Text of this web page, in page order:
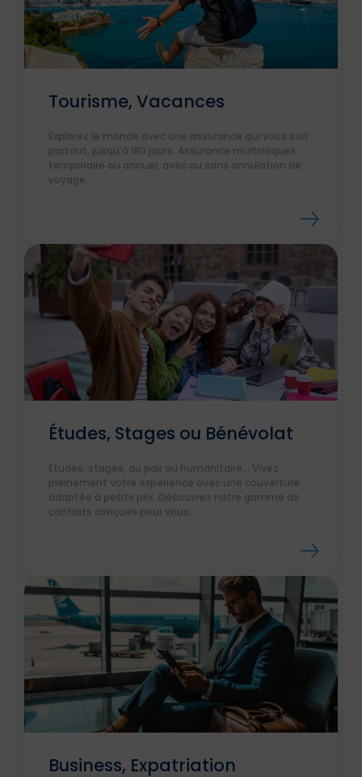
Tourisme, Vacances
Explorez le monde avec une assurance qui vous suit
partout, jusqu’à 180 jours. Assurance multirisques
temporaire ou annuel, avec ou sans annulation de
voyage.
Études, Stages ou Bénévolat
Études, stages, au pair ou humanitaire... Vivez
pleinement votre expérience avec une couverture
adaptée à petits prix. Découvrez notre gamme de
contrats conçues pour vous.
Business, Expatriation